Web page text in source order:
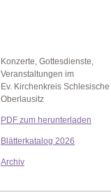
Konzerte, Gottesdienste,
Veranstaltungen im
Ev. Kirchenkreis Schlesische
Oberlausitz
PDF zum herunterladen
Blätterkatalog 2026
Archiv